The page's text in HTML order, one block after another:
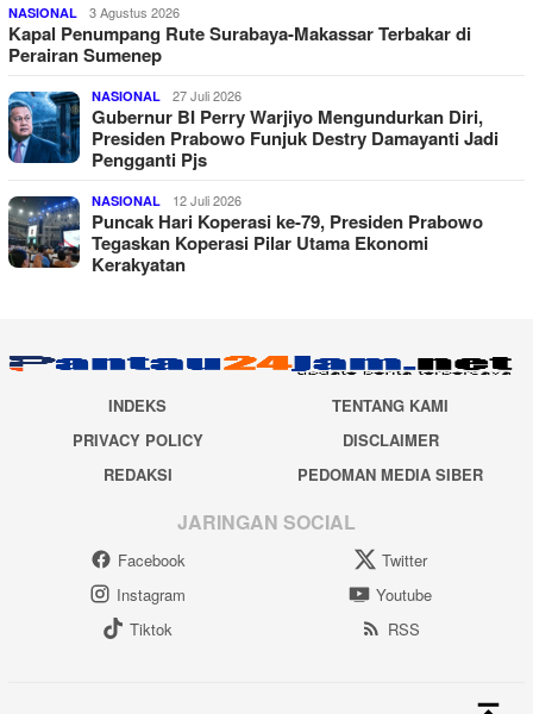
NASIONAL 3 Agustus 2026
Kapal Penumpang Rute Surabaya-Makassar Terbakar di
Perairan Sumenep
NASIONAL 27 Juli 2026
Gubernur BI Perry Warjiyo Mengundurkan Diri,
Presiden Prabowo Funjuk Destry Damayanti Jadi
Pengganti Pjs
NASIONAL 12 Juli 2026
Puncak Hari Koperasi ke-79, Presiden Prabowo
Tegaskan Koperasi Pilar Utama Ekonomi
Kerakyatan
INDEKS
TENTANG KAMI
PRIVACY POLICY
DISCLAIMER
REDAKSI
PEDOMAN MEDIA SIBER
JARINGAN SOCIAL
Facebook
Twitter
Instagram
Youtube
Tiktok
RSS